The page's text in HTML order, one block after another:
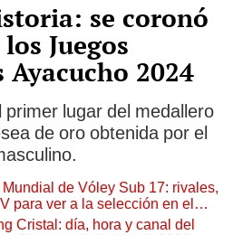
se coronó
Juegos
2024
primer lugar del medallero
de oro obtenida por el
de Vóley Sub 17: rivales,
para ver a la selección en el
Cristal: día, hora y canal del